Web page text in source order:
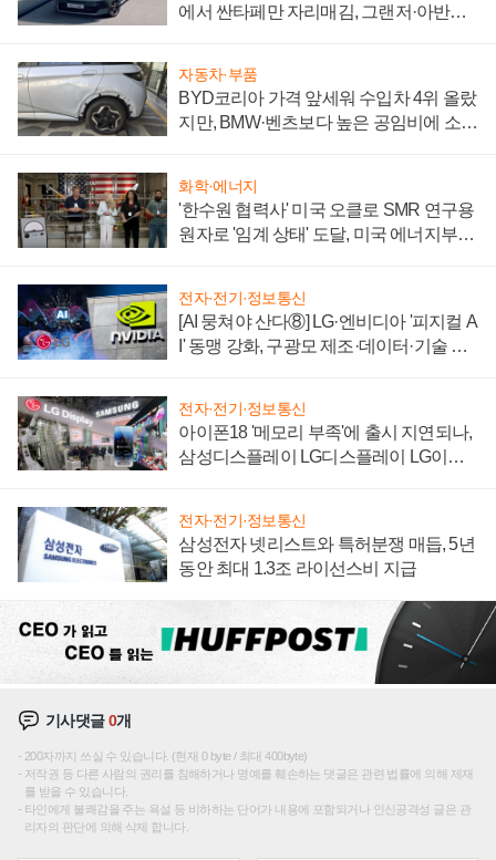
에서 싼타페만 자리매김, 그랜저·아반떼
자동차·부품
BYD코리아 가격 앞세워 수입차 4위 올랐
지만, BMW·벤츠보다 높은 공임비에 소비
화학·에너지
'한수원 협력사' 미국 오클로 SMR 연구용
원자로 '임계 상태' 도달, 미국 에너지부
전자·전기·정보통신
[AI 뭉쳐야 산다⑧] LG·엔비디아 '피지컬 A
I' 동맹 강화, 구광모 제조·데이터·기술 결
전자·전기·정보통신
아이폰18 '메모리 부족'에 출시 지연되나,
삼성디스플레이 LG디스플레이 LG이노
전자·전기·정보통신
삼성전자 넷리스트와 특허분쟁 매듭, 5년
동안 최대 1.3조 라이선스비 지급
기사댓글0개
200자까지 쓰실 수 있습니다. (현재 0 byte / 최대 400byte)
저작권 등 다른 사람의 권리를 침해하거나 명예를 훼손하는 댓글은 관련 법률에 의해 제재
를 받을 수 있습니다.
타인에게 불쾌감을 주는 욕설 등 비하하는 단어가 내용에 포함되거나 인신공격성 글은 관
리자의 판단에 의해 삭제 합니다.